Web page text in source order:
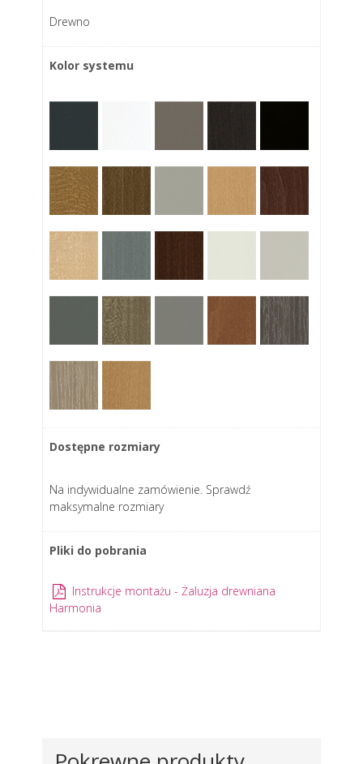
Drewno
Kolor systemu
Dostępne rozmiary
Na indywidualne zamówienie. Sprawdź
maksymalne rozmiary
Pliki do pobrania
Instrukcje montażu - Żaluzja drewniana
Harmonia